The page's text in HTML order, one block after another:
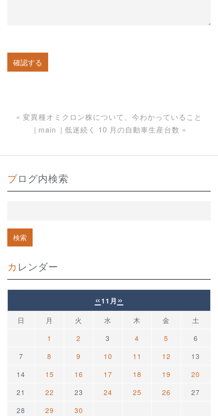
« 変異種オミクロン株について、今わかっていること
main
低迷続く 10 月の自動車生産台数 »
ブログ内検索
カレンダー
« 11月 »
日 月 火 水 木 金
土
1
2 3 4 5
6
7
8 9 10 11 12
13
14
15 16 17 18 19
20
21
22 23 24 25 26
27
28
29 30